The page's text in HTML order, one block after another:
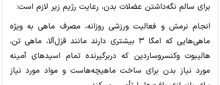
برای سالم نگه‌داشتن عضلات بدن، رعایت رژیم زیر لازم است:
انجام نرمش و فعالیت ورزشی روزانه، مصرف ماهی به ویژه
ماهی‌هایی که امگا ۳ بیشتری دارند مانند قزل‌آلا، ماهی تن،
هالیبوت وکنسروساردین که دربرگیرنده تمام اسیدهای آمینه
مورد نیاز بدن برای ساخت ماهیچه‌هاست و مواد مورد نیاز